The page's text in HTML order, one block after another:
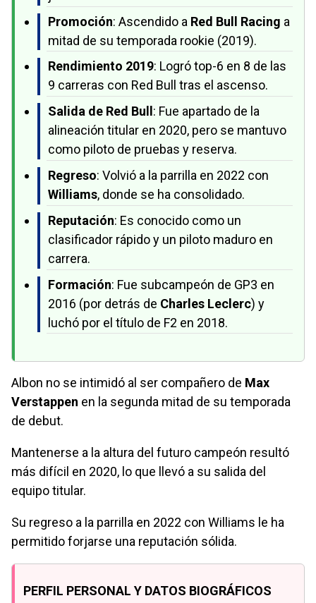
Promoción: Ascendido a Red Bull Racing a
mitad de su temporada rookie (2019).
Rendimiento 2019: Logró top-6 en 8 de las
9 carreras con Red Bull tras el ascenso.
Salida de Red Bull : Fue apartado de la
alineación titular en 2020, pero se mantuvo
como piloto de pruebas y reserva.
Regreso: Volvió a la parrilla en 2022 con
Williams, donde se ha consolidado.
Reputación: Es conocido como un
clasificador rápido y un piloto maduro en
carrera.
Formación: Fue subcampeón de GP3 en
2016 (por detrás de Charles Leclerc) y
luchó por el título de F2 en 2018.
Albon no se intimidó al ser compañero de Max
Verstappen en la segunda mitad de su temporada
de debut.
Mantenerse a la altura del futuro campeón resultó
más difícil en 2020, lo que llevó a su salida del
equipo titular.
Su regreso a la parrilla en 2022 con Williams le ha
permitido forjarse una reputación sólida.
PERFIL PERSONAL Y DATOS BIOGRÁFICOS